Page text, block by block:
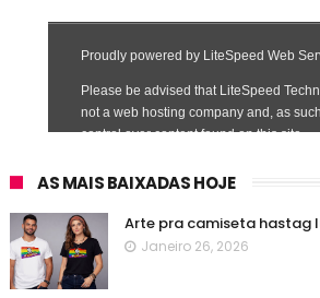
AS MAIS BAIXADAS HOJE
Arte pra camiseta hastag
Janeiro 26, 2026